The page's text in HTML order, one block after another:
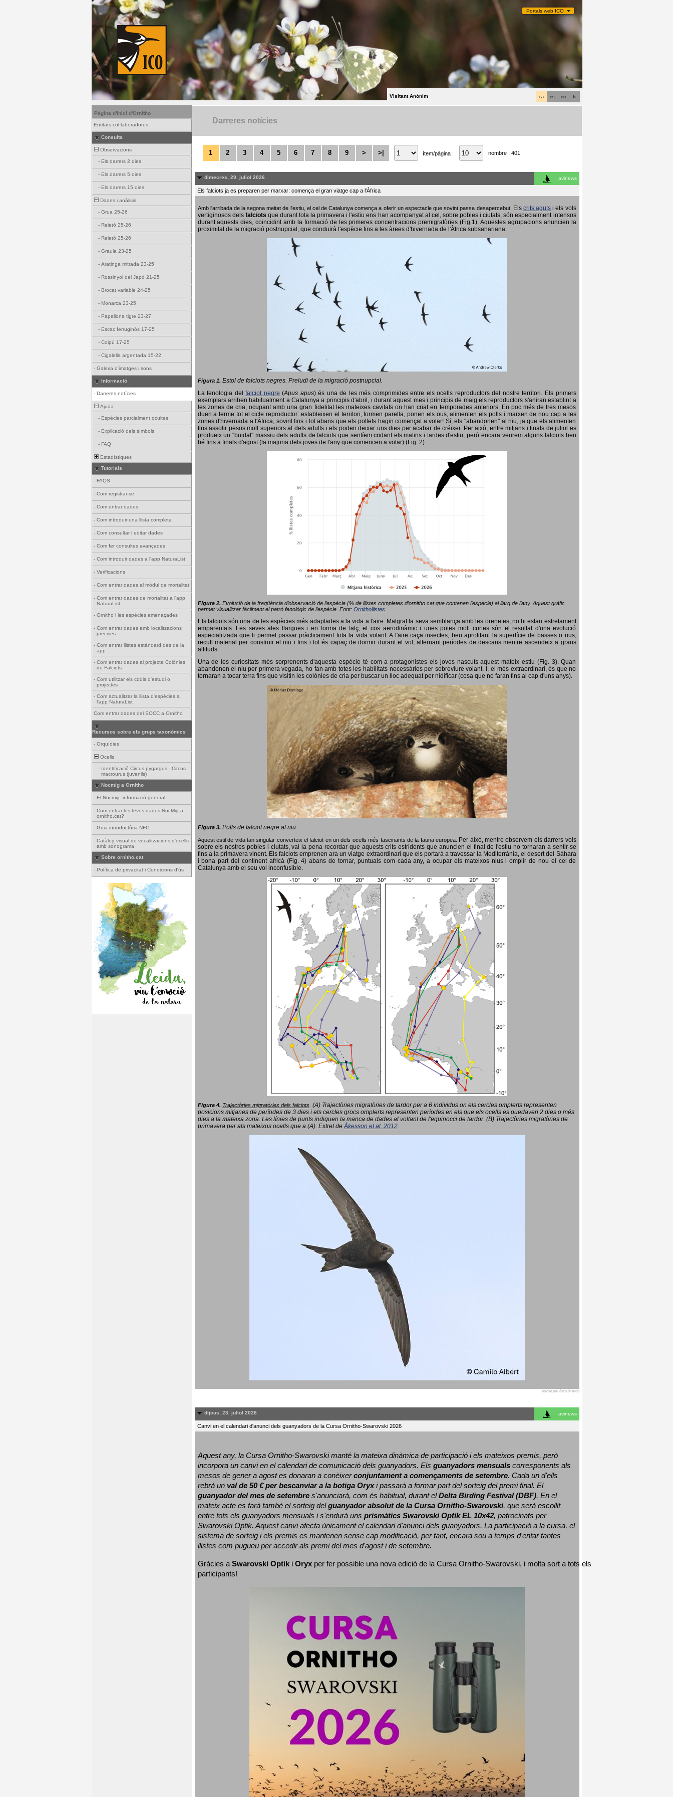
Portals web ICO
fr
en
es
ca
Visitant Anònim
Pàgina d'inici d'Ornitho
Entitats col·laboradores
Consulta
Observacions
- Els darrers 2 dies
- Els darrers 5 dies
- Els darrers 15 dies
Dades i anàlisis
- Grua 25-26
- Reietó 25-26
- Reietó 25-26
- Graula 23-25
- Aratinga mitrada 23-25
- Rossinyol del Japó 21-25
- Brocat variable 24-25
- Monarca 23-25
- Papallona tigre 23-27
- Escac ferruginós 17-25
- Coipú 17-25
- Cigalella argentada 15-22
- Galeria d'imatges i sons
Informació
- Darreres notícies
Ajuda
- Espècies parcialment ocultes
- Explicació dels símbols
- FAQ
Estadístiques
Tutorials
- FAQS
- Com registrar-se
- Com entrar dades
- Com introduir una llista completa
- Com consultar i editar dades
- Com fer consultes avançades
- Com introduir dades a l'app NaturaList
- Verificacions
- Com entrar dades al mòdul de mortalitat
- Com entrar dades de mortalitat a l'app
NaturaList
- Ornitho i les espècies amenaçades
- Com entrar dades amb localitzacions
precises
- Com entrar llistes estàndard des de la
app
- Com entrar dades al projecte Colònies
de Falciots
- Com utilitzar els codis d'estudi o
projectes
- Com actualitzar la llista d'espècies a
l'app NaturaList
Com entrar dades del SOCC a Ornitho
Recursos sobre els grups taxonòmics
- Orquídies
Ocells
- Identificació Circus pygargus - Circus
macrourus (juvenils)
Nocmig a Ornitho
- El Nocmig- informació general
- Com entrar les teves dades NocMig a
ornitho.cat?
- Guia introductòria NFC
- Catàleg visual de vocalitzacions d'ocells
amb sonograma
Sobre ornitho.cat
- Política de privacitat i Condicions d'ús
Darreres notícies
1 2 3 4 5 6 7 8 9 > >| ítem/pàgina : nombre : 401
dimecres, 29. juliol 2026 avinews
Els falciots ja es preparen per marxar: comença el gran viatge cap a l'Àfrica
Amb l'arribada de la segona meitat de l'estiu, el cel de Catalunya comença a oferir un espectacle que sovint passa desapercebut. Els crits aguts i els vols
vertiginosos dels falciots que durant tota la primavera i l'estiu ens han acompanyat al cel, sobre pobles i ciutats, són especialment intensos
durant aquests dies, coincidint amb la formació de les primeres concentracions premigratòries (Fig.1). Aquestes agrupacions anuncien la
proximitat de la migració postnupcial, que conduirà l'espècie fins a les àrees d'hivernada de l'Àfrica subsahariana.
Figura 1. Estol de falciots negres. Preludi de la migració postnupcial.
La fenologia delfalciot negre (Apus apus) és una de les més comprimides entre els ocells reproductors del nostre territori. Els primers
exemplars arriben habitualment a Catalunya a principis d'abril, i durant aquest mes i principis de maig els reproductors s'aniran establint a
les zones de cria, ocupant amb una gran fidelitat les mateixes cavitats on han criat en temporades anteriors. En poc més de tres mesos
duen a terme tot el cicle reproductor: estableixen el territori, formen parella, ponen els ous, alimenten els polls i marxen de nou cap a les
zones d'hivernada a l'Àfrica, sovint fins i tot abans que els pollets hagin començat a volar! Sí, els "abandonen" al niu, ja que els alimenten
fins assolir pesos molt superiors al dels adults i els poden deixar uns dies per acabar de créixer. Per això, entre mitjans i finals de juliol es
produeix un "buidat" massiu dels adults de falciots que sentíem cridant els matins i tardes d'estiu, però encara veurem alguns falciots ben
bé fins a finals d'agost (la majoria dels joves de l'any que comencen a volar) (Fig. 2).
Figura 2. Evolució de la freqüència d’observació de l’espècie (% de llistes completes d’ornitho.cat que contenen l’espècie) al llarg de l’any. Aquest gràfic
permet visualitzar fàcilment el patró fenològic de l’espècie. Font: Ornithollistes.
Els falciots són una de les espècies més adaptades a la vida a l'aire. Malgrat la seva semblança amb les orenetes, no hi estan estretament
emparentats. Les seves ales llargues i en forma de falç, el cos aerodinàmic i unes potes molt curtes són el resultat d'una evolució
especialitzada que li permet passar pràcticament tota la vida volant. A l'aire caça insectes, beu aprofitant la superfície de basses o rius,
recull material per construir el niu i fins i tot és capaç de dormir durant el vol, alternant períodes de descans mentre ascendeix a grans
altituds.
Una de les curiositats més sorprenents d'aquesta espècie té com a protagonistes els joves nascuts aquest mateix estiu (Fig. 3). Quan
abandonen el niu per primera vegada, ho fan amb totes les habilitats necessàries per sobreviure volant. I, el més extraordinari, és que no
tornaran a tocar terra fins que visitin les colònies de cria per buscar un lloc adequat per nidificar (cosa que no faran fins al cap d'uns anys).
Figura 3. Polls de falciot negre al niu.
Aquest estil de vida tan singular converteix el falciot en un dels ocells més fascinants de la fauna europea. Per això, mentre observem els darrers vols
sobre els nostres pobles i ciutats, val la pena recordar que aquests crits estridents que anuncien el final de l'estiu no tornaran a sentir-se
fins a la primavera vinent. Els falciots emprenen ara un viatge extraordinari que els portarà a travessar la Mediterrània, el desert del Sàhara
i bona part del continent africà (Fig. 4) abans de tornar, puntuals com cada any, a ocupar els mateixos nius i omplir de nou el cel de
Catalunya amb el seu vol inconfusible.
Figura 4. Trajectòries migratòries dels falciots. (A) Trajectòries migratòries de tardor per a 6 individus on els cercles omplerts representen
posicions mitjanes de períodes de 3 dies i els cercles grocs omplerts representen períodes en els que els ocells es quedaven 2 dies o més
dies a la mateixa zona. Les línies de punts indiquen la manca de dades al voltant de l'equinocci de tardor. (B) Trajectòries migratòries de
primavera per als mateixos ocells que a (A). Extret deÅkesson et al. 2012.
enviat per Jana Marco
dijous, 23. juliol 2026 avinews
Canvi en el calendari d'anunci dels guanyadors de la Cursa Ornitho-Swarovski 2026
Aquest any, la Cursa Ornitho-Swarovski manté la mateixa dinàmica de participació i els mateixos premis, però
incorpora un canvi en el calendari de comunicació dels guanyadors. Els guanyadors mensuals corresponents als
mesos de gener a agost es donaran a conèixer conjuntament a començaments de setembre. Cada un d'ells
rebrà un val de 50 € per bescanviar a la botiga Oryx i passarà a formar part del sorteig del premi final.
El
guanyador del mes de setembre s'anunciarà, com és habitual, durant el Delta Birding Festival (DBF). En el
mateix acte es farà també el sorteig del guanyador absolut de la Cursa Ornitho-Swarovski, que serà escollit
entre tots els guanyadors mensuals i s'endurà uns prismàtics Swarovski Optik EL 10x42, patrocinats per
Swarovski Optik. Aquest canvi afecta únicament el calendari d'anunci dels guanyadors. La participació a la cursa, el
sistema de sorteig i els premis es mantenen sense cap modificació, per tant, encara sou a temps d'entar tantes
llistes com pugueu per accedir als premi del mes d'agost i de setembre.
Gràcies a Swarovski Optik i Oryx per fer possible una nova edició de la Cursa Ornitho-Swarovski, i molta sort a tots els
participants!